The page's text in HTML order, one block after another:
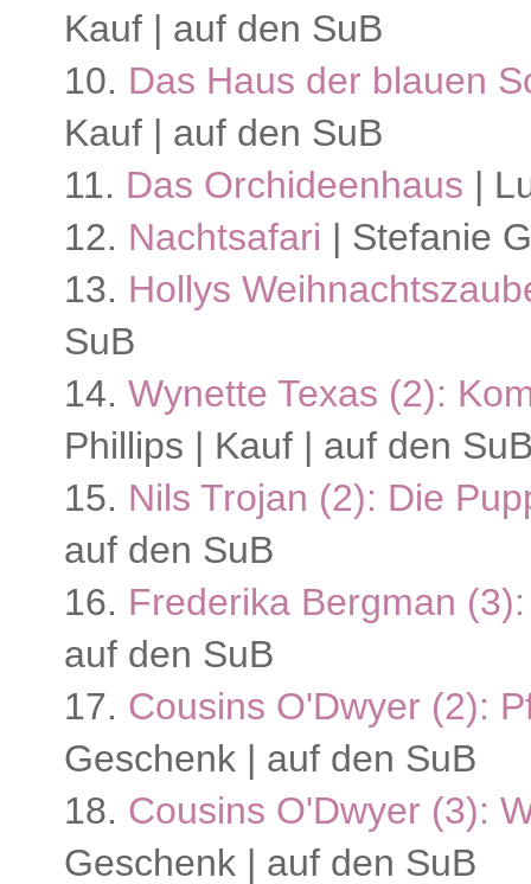
Kauf | auf den SuB
10. Das Haus der blauen
Kauf | auf den SuB
11. Das Orchideenhaus |
12. Nachtsafari | Stefanie
13. Hollys
SuB
14. Wynette Texas (2):
Phillips | Kauf | auf den
15. Nils Trojan (2): Die
auf den SuB
16. Frederika Bergman
auf den SuB
17. Cousins O'Dwyer (2):
Geschenk | auf den SuB
18. Cousins O'Dwyer (3):
Geschenk | auf den SuB